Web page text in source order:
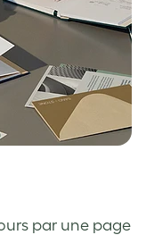
par une page